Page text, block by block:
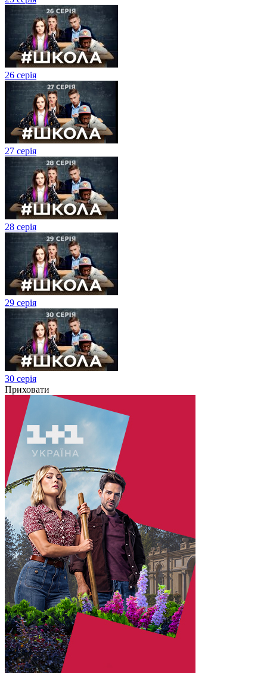
26 серія
27 cерія
28 серія
29 серія
30 серія
Приховати